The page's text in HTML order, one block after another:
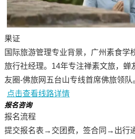
果证
国际旅游管理专业背景，广州素食学
旅行社经理。14年专注禅素文旅，蝉
友圈-佛旅网五台山专线首席佛旅领队
点击查看线路详情
报名咨询
报名流程
提交报名表→交团费，签合同→出行